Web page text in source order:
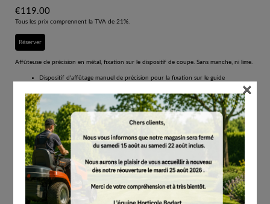
€119.00
Tous les prix comprennent la TVA de 21%.
Réserver
Affûteuse de précision en métal, fixation sur le dispositif de coupe. Sans manche, ni lime.
Dispositif d'affûtage manuel de précision pour la fixation sur le guide
Conception robuste entièrement en métal pour une longue durée de vie
Utilisation mobile
Sans manche ni lime
Affûteuse de précision en métal, fixation sur le dispositif de coupe. Sans manche, ni lime.
×